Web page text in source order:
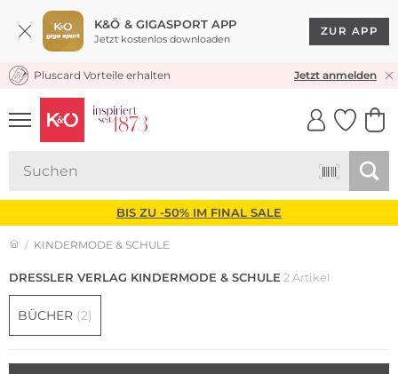
K&Ö & GIGASPORT APP
Jetzt kostenlos downloaden
ZUR APP
KOSTENLOSER VERSAND* & RÜCKVERSAND
Pluscard Vorteile erhalten Jetzt anmelden
UNSERE APP
CLICK &
BIS ZU -50% IM FINAL SALE
KINDERMODE & SCHULE
DRESSLER VERLAG KINDERMODE & SCHULE 2 Artikel
BÜCHER (2)